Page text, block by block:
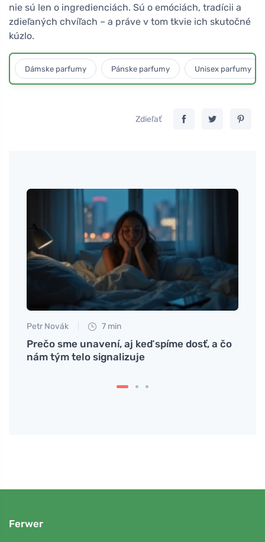
nie sú len o ingredienciách. Sú o emóciách, tradícii a
zdieľaných chvíľach – a práve v tom tkvie ich skutočné
kúzlo.
Dámske parfumy Pánske parfumy Unisex parfumy
Zdieľať
Petr Novák 7 min
Prečo sme unavení, aj keď spíme dosť, a čo
nám tým telo signalizuje
Ferwer